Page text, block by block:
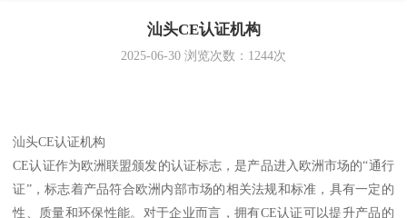
汕头CE认证机构
2025-06-30 浏览次数： 1244次
汕头CE认证机构
CE认证作为欧洲联盟颁发的认证标志，是产品进入欧洲市场的“通行
证”，标志着产品符合欧洲内部市场的相关法规和标准，具有一定的
性、质量和环保性能。对于企业而言，拥有CE认证可以提升产品的